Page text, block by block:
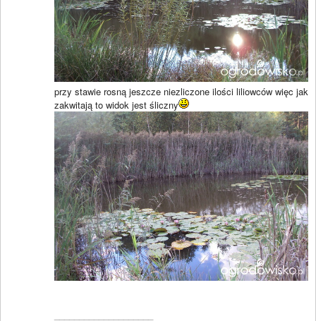
przy stawie rosną jeszcze niezliczone ilości liliowców więc jak
zakwitają to widok jest śliczny